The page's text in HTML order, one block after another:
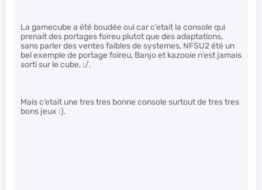
La gamecube a été boudée oui car c’etait la console qui
prenait des portages foireu plutot que des adaptations,
sans parler des ventes faibles de systemes, NFSU2 été un
bel exemple de portage foireu, Banjo et kazooie n’est jamais
sorti sur le cube, :/.
Mais c’etait une tres tres bonne console surtout de tres tres
bons jeux :).